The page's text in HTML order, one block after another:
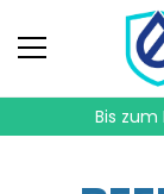
Bis zum